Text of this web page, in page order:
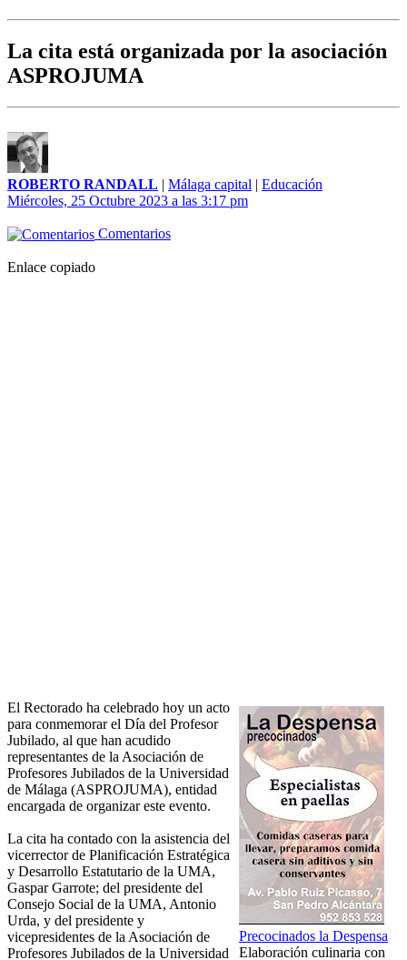
La cita está organizada por la asociación
ASPROJUMA
ROBERTO RANDALL | Málaga capital | Educación
Miércoles, 25 Octubre 2023 a las 3:17 pm
Comentarios
Enlace copiado
Precocinados la Despensa
Elaboración culinaria con
El Rectorado ha celebrado hoy un acto
para conmemorar el Día del Profesor
Jubilado, al que han acudido
representantes de la Asociación de
Profesores Jubilados de la Universidad
de Málaga (ASPROJUMA), entidad
encargada de organizar este evento.
La cita ha contado con la asistencia del
vicerrector de Planificación Estratégica
y Desarrollo Estatutario de la UMA,
Gaspar Garrote; del presidente del
Consejo Social de la UMA, Antonio
Urda, y del presidente y
vicepresidentes de la Asociación de
Profesores Jubilados de la Universidad